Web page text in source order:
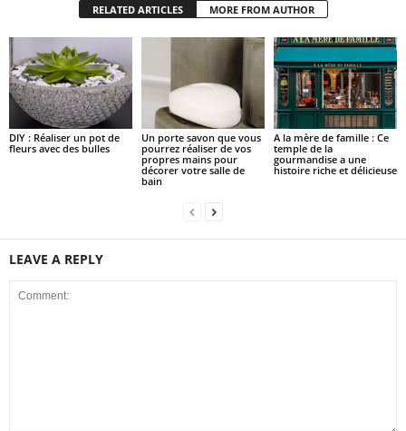
RELATED ARTICLES MORE FROM AUTHOR
DIY : Réaliser un pot de
fleurs avec des bulles
Un porte savon que vous
pourrez réaliser de vos
propres mains pour
décorer votre salle de
bain
A la mère de famille : Ce
temple de la
gourmandise a une
histoire riche et délicieuse
LEAVE A REPLY